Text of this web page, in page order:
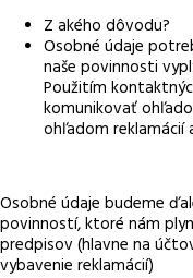
Z akého dôvodu?
Osobné údaje
naše povinnosti
Použitím
komunikovať
ohľadom reklamácií
Osobné údaje budeme
povinností, ktoré nám
predpisov (hlavne na
vybavenie reklamácií)